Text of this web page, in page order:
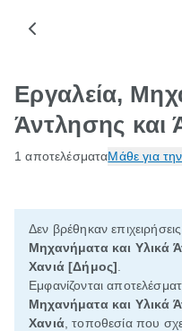
Εργαλεία,
Άντλησης και
1 αποτελέσματαΜάθε για
Δεν βρέθηκαν
Μηχανήματα και Υλικά
Χανιά [Δήμος]
Εμφανίζονται
Μηχανήματα και Υλικά
Χανιά, τοποθεσία που